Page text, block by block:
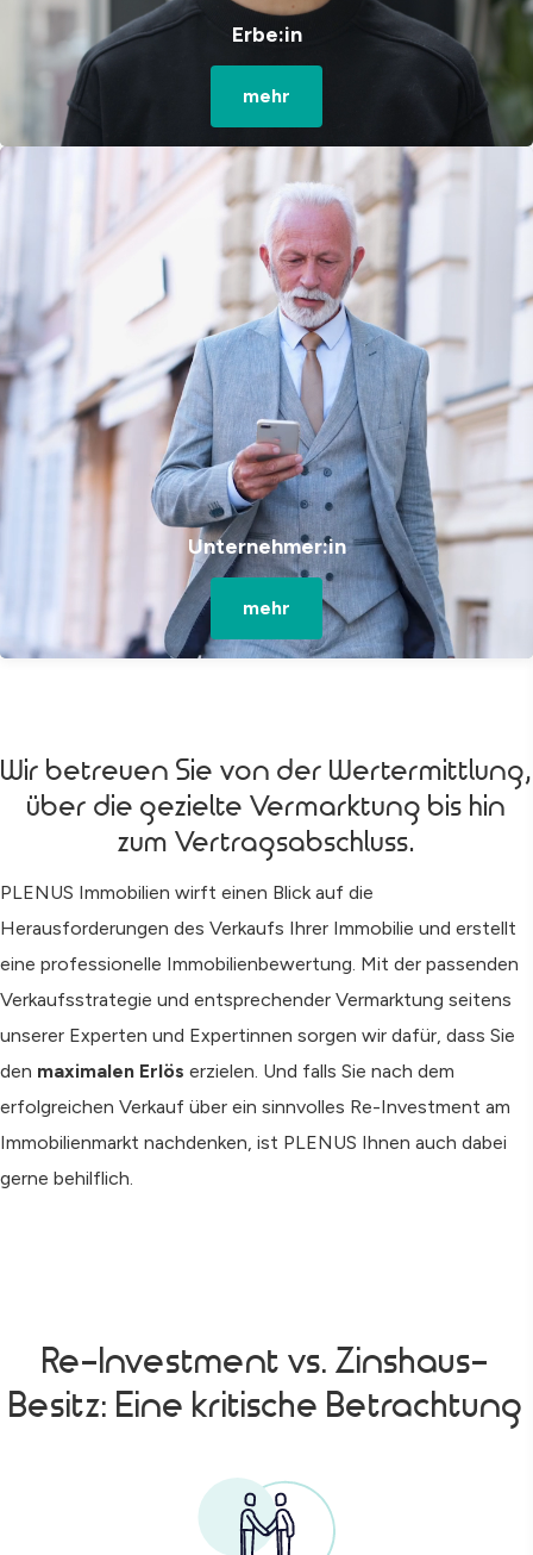
Erbe:in
mehr
Unternehmer:in
mehr
Wir betreuen Sie von der Wertermittlung,
über die gezielte Vermarktung bis hin
zum Vertragsabschluss.
PLENUS Immobilien wirft einen Blick auf die
Herausforderungen des Verkaufs Ihrer Immobilie und erstellt
eine professionelle Immobilienbewertung. Mit der passenden
Verkaufsstrategie und entsprechender Vermarktung seitens
unserer Experten und Expertinnen sorgen wir dafür, dass Sie
den maximalen Erlös erzielen. Und falls Sie nach dem
erfolgreichen Verkauf über ein sinnvolles Re-Investment am
Immobilienmarkt nachdenken, ist PLENUS Ihnen auch dabei
gerne behilflich.
Re-Investment vs. Zinshaus-
Besitz: Eine kritische Betrachtung